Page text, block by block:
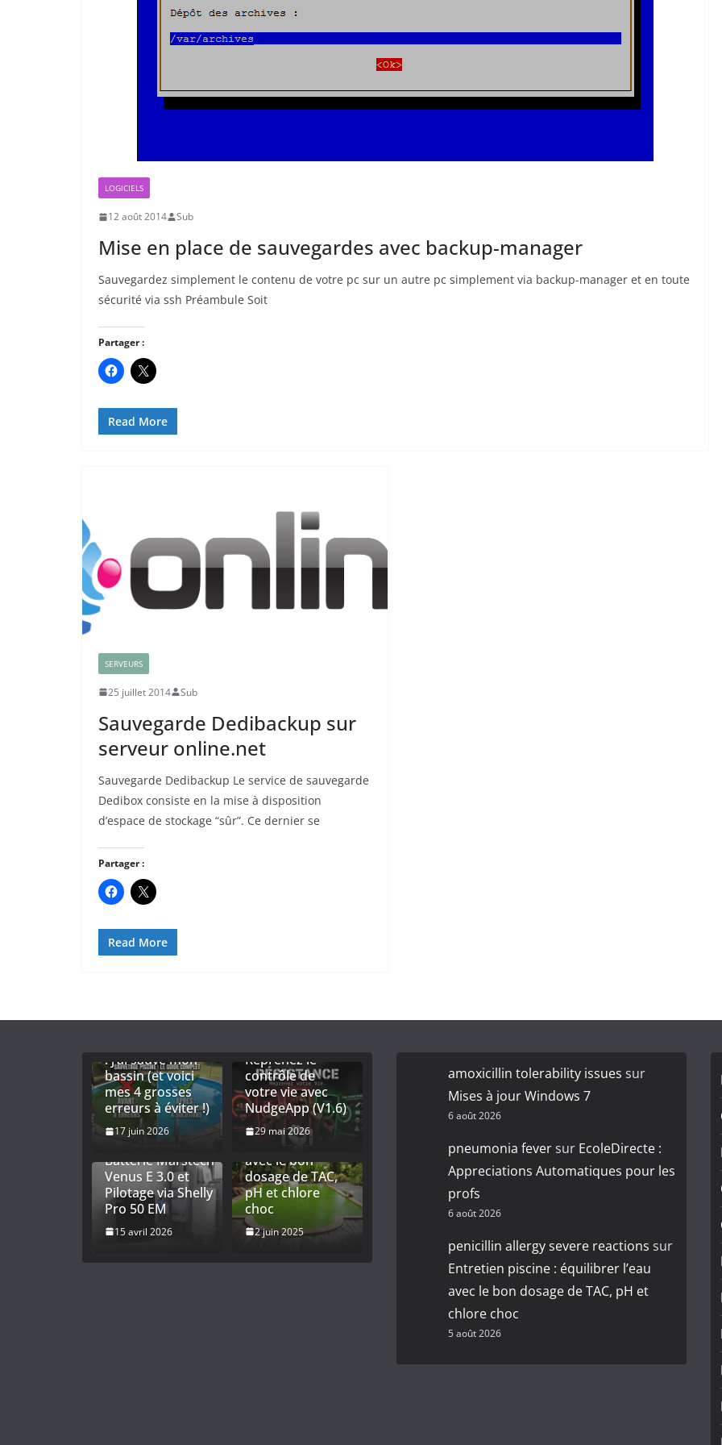
LOGICIELS
12 août 2014 Sub
Mise en place de sauvegardes avec backup-manager
Sauvegardez simplement le contenu de votre pc sur un autre pc simplement via backup-manager et en toute
sécurité via ssh Préambule Soit
Partager :
Read More
SERVEURS
25 juillet 2014 Sub
Sauvegarde Dedibackup sur
serveur online.net
Sauvegarde Dedibackup Le service de sauvegarde
Dedibox consiste en la mise à disposition
d’espace de stockage “sûr”. Ce dernier se
Partager :
Read More
: j’ai sauvé mon
bassin (et voici
mes 4 grosses
erreurs à éviter !)
17 juin 2026
Reprenez le
contrôle de
votre vie avec
NudgeApp (V1.6)
29 mai 2026
Titre : Optimiser
son
Autoconsommation
Batterie Marstech
Venus E 3.0 et
Pilotage via Shelly
Pro 50 EM
15 avril 2026
Entretien piscine
: équilibrer l’eau
avec le bon
dosage de TAC,
pH et chlore
choc
2 juin 2025
amoxicillin tolerability issues sur
Mises à jour Windows 7
6 août 2026
pneumonia feversur EcoleDirecte :
Appreciations Automatiques pour les
profs
6 août 2026
penicillin allergy severe reactions sur
Entretien piscine : équilibrer l’eau
avec le bon dosage de TAC, pH et
chlore choc
5 août 2026